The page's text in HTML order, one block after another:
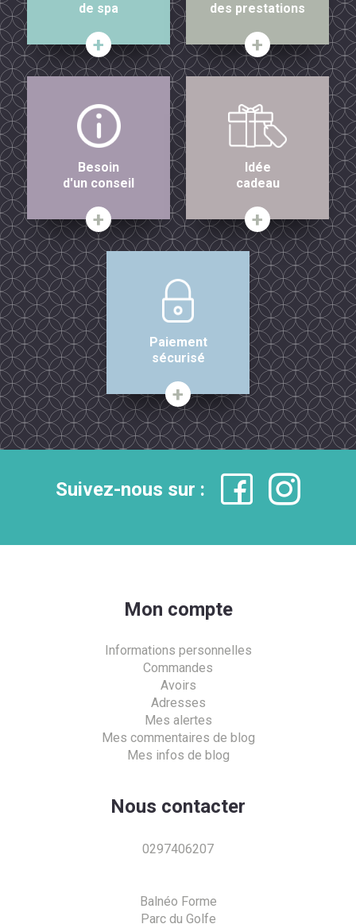
de spa
des prestations
Besoin
d'un conseil
Idée
cadeau
Paiement
sécurisé
Suivez-nous sur :
Mon compte
Informations personnelles
Commandes
Avoirs
Adresses
Mes alertes
Mes commentaires de blog
Mes infos de blog
Nous contacter
0297406207
Balnéo Forme
Parc du Golfe